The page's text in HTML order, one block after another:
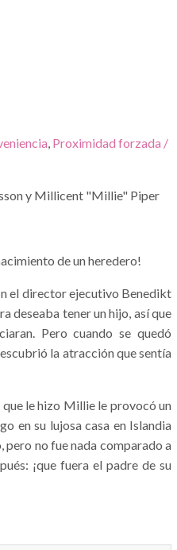
, Proximidad forzada /
y Millicent "Millie" Piper
de un heredero!
el director ejecutivo Benedikt
deseaba tener un hijo, así que
Pero cuando se quedó
la atracción que sentía
le hizo Millie le provocó un
en su lujosa casa en Islandia
pero no fue nada comparado a
¡que fuera el padre de su